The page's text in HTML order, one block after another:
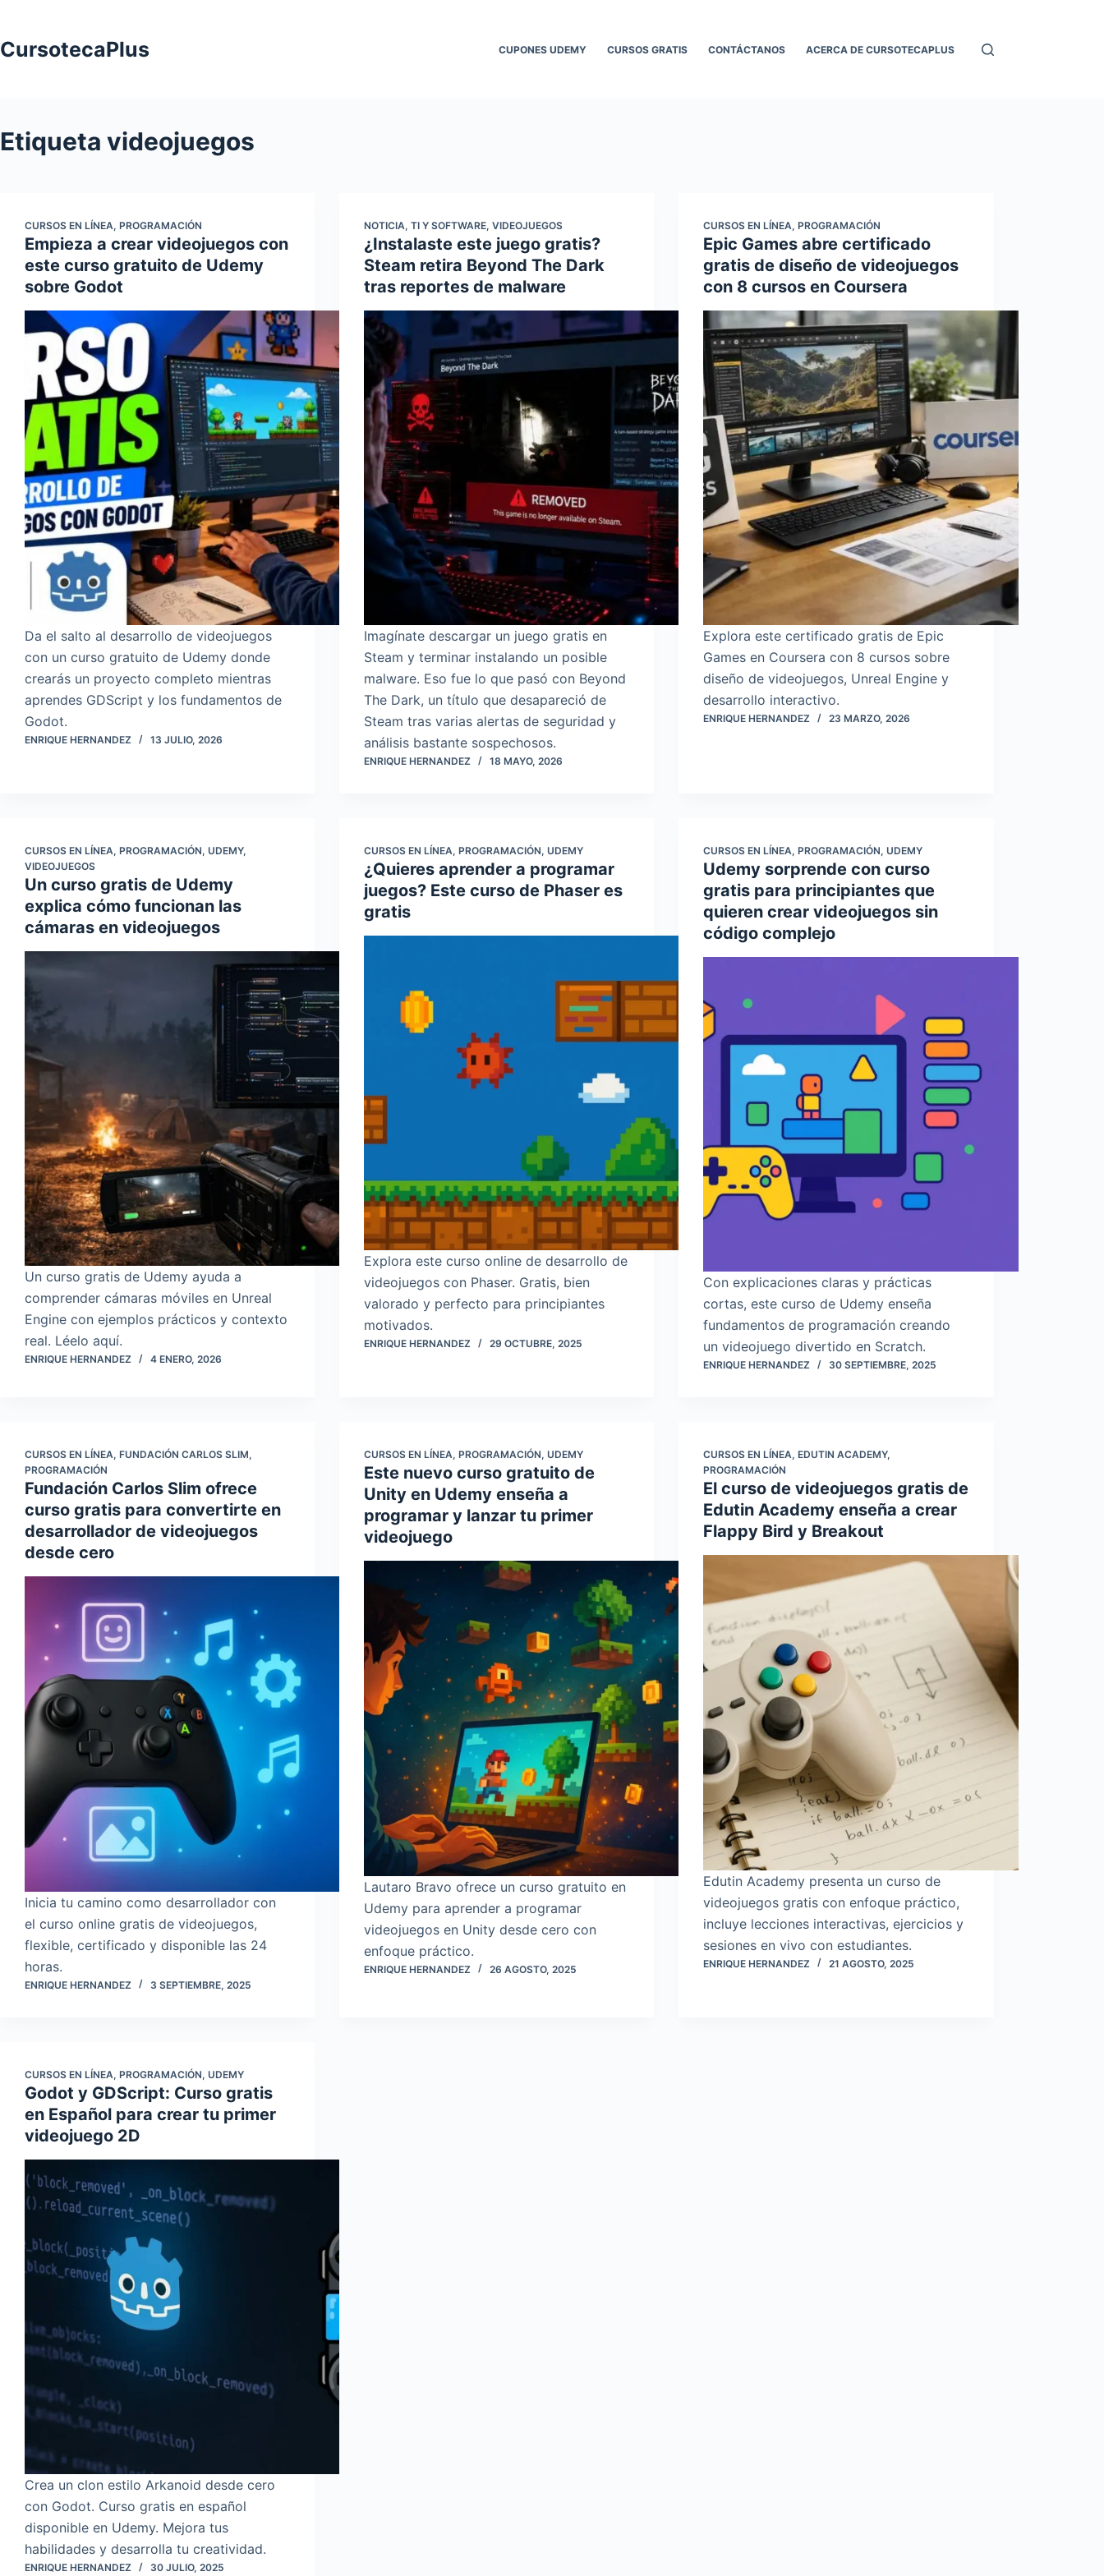
contenido
CursotecaPlus CUPONES UDEMY CURSOS GRATIS CONTÁCTANOS ACERCA DE CURSOTECAPLUS
Etiqueta videojuegos
CURSOS EN LÍNEA, PROGRAMACIÓN
Empieza a crear videojuegos con
este curso gratuito de Udemy
sobre Godot
Da el salto al desarrollo de videojuegos
con un curso gratuito de Udemy donde
crearás un proyecto completo mientras
aprendes GDScript y los fundamentos de
Godot.
ENRIQUE HERNANDEZ 13 JULIO, 2026
NOTICIA,TI Y SOFTWARE,VIDEOJUEGOS
¿Instalaste este juego gratis?
Steam retira Beyond The Dark
tras reportes de malware
Imagínate descargar un juego gratis en
Steam y terminar instalando un posible
malware. Eso fue lo que pasó con Beyond
The Dark, un título que desapareció de
Steam tras varias alertas de seguridad y
análisis bastante sospechosos.
ENRIQUE HERNANDEZ 18 MAYO, 2026
CURSOS EN LÍNEA,PROGRAMACIÓN
Epic Games abre certificado
gratis de diseño de videojuegos
con 8 cursos en Coursera
Explora este certificado gratis de Epic
Games en Coursera con 8 cursos sobre
diseño de videojuegos, Unreal Engine y
desarrollo interactivo.
ENRIQUE HERNANDEZ 23 MARZO, 2026
CURSOS EN LÍNEA, PROGRAMACIÓN, UDEMY,
VIDEOJUEGOS
Un curso gratis de Udemy
explica cómo funcionan las
cámaras en videojuegos
Un curso gratis de Udemy ayuda a
comprender cámaras móviles en Unreal
Engine con ejemplos prácticos y contexto
real. Léelo aquí.
ENRIQUE HERNANDEZ 4 ENERO, 2026
CURSOS EN LÍNEA,PROGRAMACIÓN,UDEMY
¿Quieres aprender a programar
juegos? Este curso de Phaser es
gratis
Explora este curso online de desarrollo de
videojuegos con Phaser. Gratis, bien
valorado y perfecto para principiantes
motivados.
ENRIQUE HERNANDEZ 29 OCTUBRE, 2025
CURSOS EN LÍNEA,PROGRAMACIÓN,UDEMY
Udemy sorprende con curso
gratis para principiantes que
quieren crear videojuegos sin
código complejo
Con explicaciones claras y prácticas
cortas, este curso de Udemy enseña
fundamentos de programación creando
un videojuego divertido en Scratch.
ENRIQUE HERNANDEZ 30 SEPTIEMBRE, 2025
CURSOS EN LÍNEA, FUNDACIÓN CARLOS SLIM,
PROGRAMACIÓN
Fundación Carlos Slim ofrece
curso gratis para convertirte en
desarrollador de videojuegos
desde cero
Inicia tu camino como desarrollador con
el curso online gratis de videojuegos,
flexible, certificado y disponible las 24
horas.
ENRIQUE HERNANDEZ 3 SEPTIEMBRE, 2025
CURSOS EN LÍNEA,PROGRAMACIÓN,UDEMY
Este nuevo curso gratuito de
Unity en Udemy enseña a
programar y lanzar tu primer
videojuego
Lautaro Bravo ofrece un curso gratuito en
Udemy para aprender a programar
videojuegos en Unity desde cero con
enfoque práctico.
ENRIQUE HERNANDEZ 26 AGOSTO, 2025
CURSOS EN LÍNEA,EDUTIN ACADEMY,
PROGRAMACIÓN
El curso de videojuegos gratis de
Edutin Academy enseña a crear
Flappy Bird y Breakout
Edutin Academy presenta un curso de
videojuegos gratis con enfoque práctico,
incluye lecciones interactivas, ejercicios y
sesiones en vivo con estudiantes.
ENRIQUE HERNANDEZ 21 AGOSTO, 2025
CURSOS EN LÍNEA, PROGRAMACIÓN, UDEMY
Godot y GDScript: Curso gratis
en Español para crear tu primer
videojuego 2D
Crea un clon estilo Arkanoid desde cero
con Godot. Curso gratis en español
disponible en Udemy. Mejora tus
habilidades y desarrolla tu creatividad.
ENRIQUE HERNANDEZ 30 JULIO, 2025